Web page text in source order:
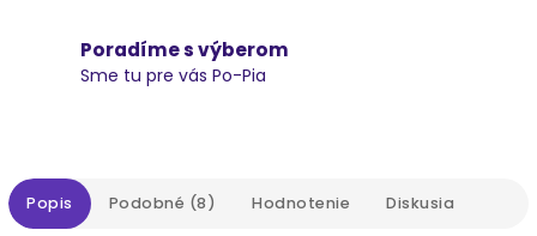
Poradíme s výberom
Sme tu pre vás Po-Pia
Popis Podobné (8) Hodnotenie Diskusia